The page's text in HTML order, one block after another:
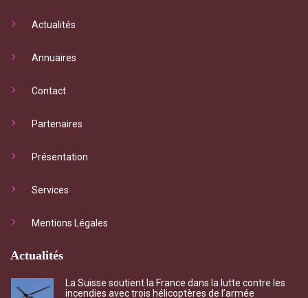
Actualités
Annuaires
Contact
Partenaires
Présentation
Services
Mentions Légales
Actualités
La Suisse soutient la France dans la lutte contre les
incendies avec trois hélicoptères de l’armée